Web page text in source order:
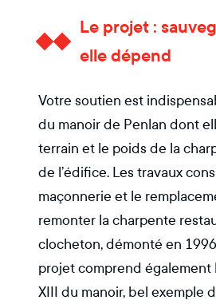
Le projet :
elle dépend
Votre soutien est
du manoir de Penlan dont
terrain et le poids de la
de l’édifice. Les travaux
maçonnerie et le
remonter la charpente
clocheton, démonté en
projet comprend
XIII du manoir, bel exemple